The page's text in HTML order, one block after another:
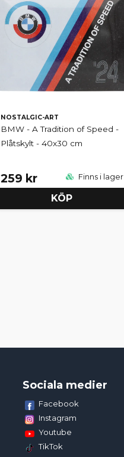
NOSTALGIC-ART
BMW - A Tradition of Speed -
Plåtskylt - 40x30 cm
259 kr Finns i lager
KÖP
Sociala medier
Facebook
Instagram
Youtube
TikTok